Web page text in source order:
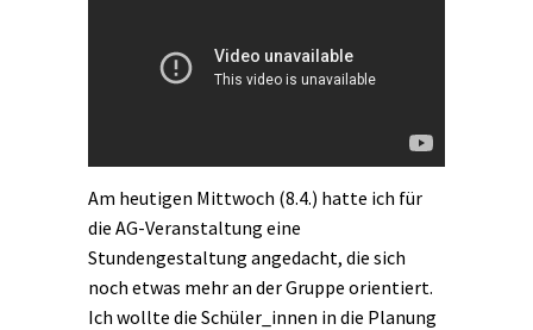
Am heutigen Mittwoch (8.4.) hatte ich für
die AG-Veranstaltung eine
Stundengestaltung angedacht, die sich
noch etwas mehr an der Gruppe orientiert.
Ich wollte die Schüler_innen in die Planung